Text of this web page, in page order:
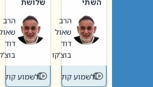
וערב של
חיינו
הרב
שאול
דוד
בוצ'קו
לשמוע קול תורה – מדרש
האבות
הרב
שאול
דוד
בוצ'קו
לשמוע קול